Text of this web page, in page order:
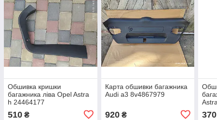
Обшивка кришки
багажника ліва Opel Astra
h 24464177
510 ₴
Карта обшивки багажника
Audi a3 8v4867979
920₴ 370